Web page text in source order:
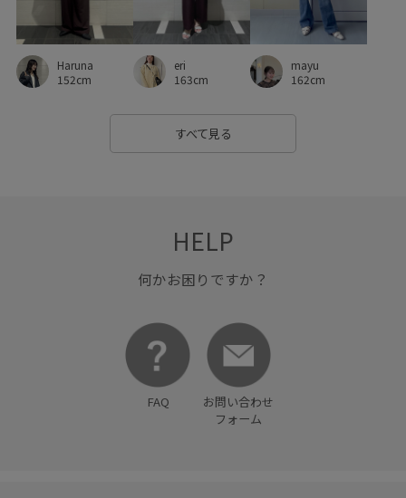
Haruna
152cm
eri
163cm
mayu
162cm
すべて見る
HELP
何かお困りですか？
FAQ
お問い合わせ
フォーム